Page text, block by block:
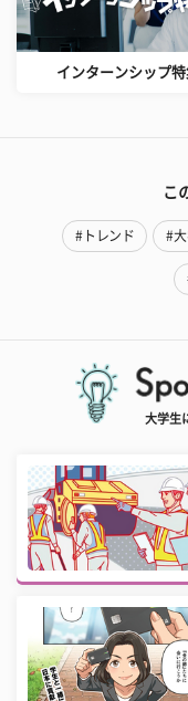
インターンシップ
こ
#トレンド #
大学生